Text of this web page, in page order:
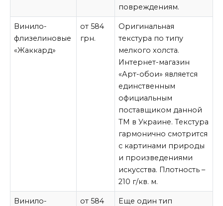
повреждениям.
Винило-
флизелиновые
«Жаккард»
от 584
грн.
Оригинальная
текстура по типу
мелкого холста.
Интернет-магазин
«Арт-обои» является
единственным
официальным
поставщиком данной
ТМ в Украине. Текстура
гармонично смотрится
с картинами природы
и произведениями
искусства. Плотность –
210 г/кв. м.
Винило-
от 584
Еще один тип